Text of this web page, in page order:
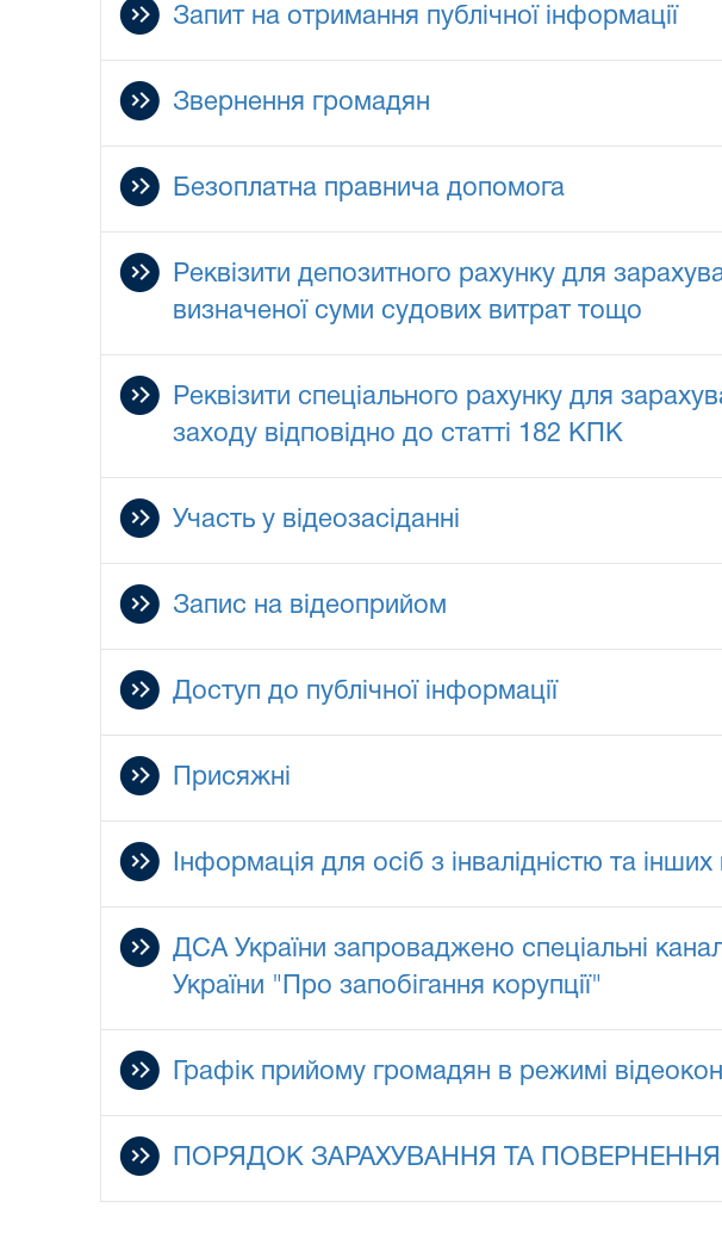
Запит на отримання публічної інформації
Звернення громадян
Безоплатна правнича допомога
Реквізити депозитного рахунку для
визначеної суми судових витрат тощо
Реквізити спеціального рахунку для
заходу відповідно до статті 182 КПК
Участь у відеозасіданні
Запис на відеоприйом
Доступ до публічної інформації
Присяжні
Інформація для осіб з інвалідністю та
ДСА України запроваджено спеціальні
України "Про запобігання корупції"
Графік прийому громадян в режимі
ПОРЯДОК ЗАРАХУВАННЯ ТА